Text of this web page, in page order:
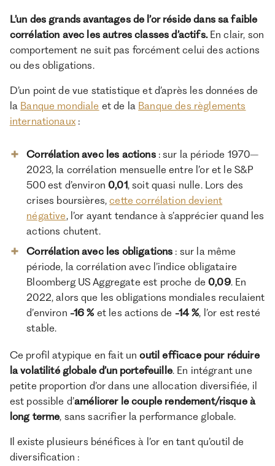
L’un des grands avantages de l’or réside dans sa faible
corrélation avec les autres classes d’actifs.En clair, son
comportement ne suit pas forcément celui des actions
ou des obligations.
D’un point de vue statistique et d’après les données de
la Banque mondiale et de la Banque des règlements
internationaux:
Corrélation avec les actions: sur la période 1970–
2023, la corrélation mensuelle entre l’or et le S&P
500 est d’environ0,01, soit quasi nulle. Lors des
crises boursières,cette corrélation devient
négative, l’or ayant tendance à s’apprécier quand les
actions chutent.
Corrélation avec les obligations : sur la même
période, la corrélation avec l’indice obligataire
Bloomberg US Aggregate est proche de0,09. En
2022, alors que les obligations mondiales reculaient
d’environ -16 % et les actions de -14 %, l’or est resté
stable.
Ce profil atypique en fait unoutil efficace pour réduire
la volatilité globale d’un portefeuille. En intégrant une
petite proportion d’or dans une allocation diversifiée, il
est possible d’améliorer le couple rendement/risque à
long terme, sans sacrifier la performance globale.
Il existe plusieurs bénéfices à l’or en tant qu’outil de
diversification :